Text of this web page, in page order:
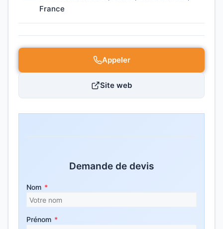
France
Appeler
Site web
Demande de devis
Nom *
Prénom *